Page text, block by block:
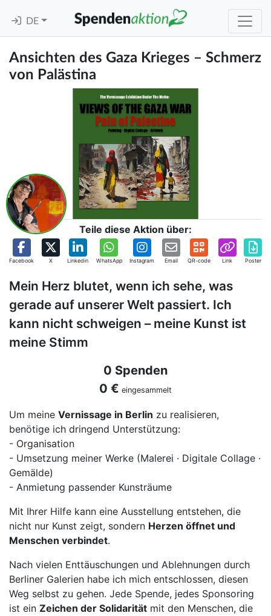
DE
Ansichten des Gaza Krieges – Schmerz
von Palästina
Teile diese Aktion über:
Facebook X Linkedin WhatsApp Instagram Email QR-code Link Poster
Mein Herz blutet, wenn ich sehe, was
gerade auf unserer Welt passiert. Ich
kann nicht schweigen – meine Kunst ist
meine Stimm
0 Spenden
0 € eingesammelt
Um meine Vernissage in Berlin zu realisieren,
benötige ich dringend Unterstützung:
- Organisation
- Umsetzung meiner Werke (Malerei · Digitale Collage ·
Gemälde)
- Anmietung passender Kunsträume
Mit Ihrer Hilfe kann eine Ausstellung entstehen, die
nicht nur Kunst zeigt, sondern Herzen öffnet und
Menschen verbindet.
Nach vielen Enttäuschungen und Ablehnungen durch
Berliner Galerien habe ich mich entschlossen, diesen
Weg selbst zu gehen. Jede Spende, jedes Sponsoring
ist ein Zeichen der Solidarität mit den Menschen, die